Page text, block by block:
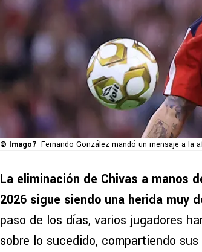
© Imago7 Fernando González mandó un mensaje a la
La eliminación de Chivas a manos
2026 sigue siendo una herida muy
paso de los días, varios jugadores
sobre lo sucedido, compartiendo